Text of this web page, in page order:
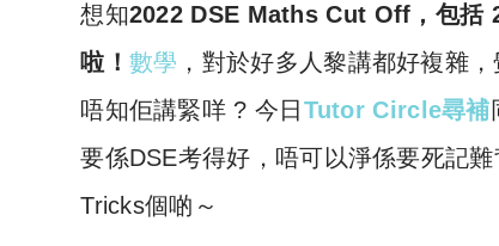
想知2022 DSE Maths Cut Off，包括
啦！ 數學 ，對於好多人黎講都好複雜
唔知佢講緊咩 ? 今日 Tutor Circle尋補
要係DSE考得好，唔可以淨係要死記
Tricks個啲～